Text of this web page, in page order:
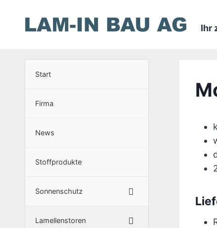
springen
Ihr
Start
Firma
News
Stoffprodukte
Sonnenschutz
Lamellenstoren